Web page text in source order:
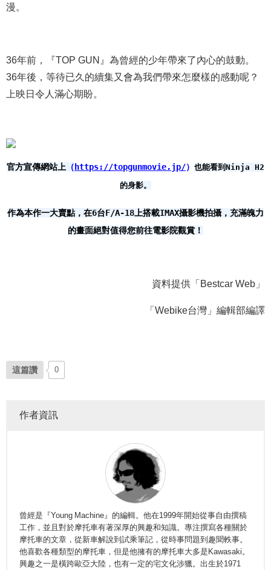
漫。
36年前，『TOP GUN』為曾經的少年帶來了內心的鼓動。
36年後，等待已久的續集又會為我們帶來怎麼樣的感動呢？
上映日令人滿心期盼。
官方宣傳網站上 （https://topgunmovie.jp/） 也能看到Ninja H2
的身影。
作為本作一大賣點，在6台F/A-18上搭載IMAX攝影機拍攝，充滿魄力
的畫面絕對值得您前往電影院觀賞！
資料提供「Bestcar Web」
「Webike台灣」編輯部編譯
這篇讚 0
作者資訊
曾經是『Young Machine』的編輯。他在1999年開始從事自由撰稿
工作，並且對於摩托車有著深厚的興趣和知識。專注撰寫各種關於
摩托車的文章，從新車解說到試乘筆記，從時事問題到趣聞軼事。
他喜歡各種類型的摩托車，但是他擁有的摩托車大多是Kawasaki。
興趣之一是橫跨歐亞大陸，也有一定的宅文化涉獵。出生於1971